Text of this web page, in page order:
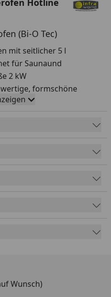
Hotline
(Bi-O Tec)
mit seitlicher 5 l
für Saunaund
2 kW
formschöne
Innenmantel aus
Anthrazit-Perleffekt
Aufnahme von
inkl. 15 kg
AC
Innenmaß): B 53 x T 42
Wunsch)